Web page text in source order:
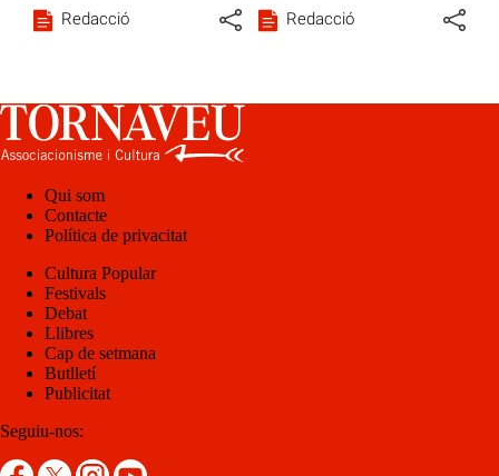
Redacció Redacció
Qui som
Contacte
Política de privacitat
Cultura Popular
Festivals
Debat
Llibres
Cap de setmana
Butlletí
Publicitat
Seguiu-nos: